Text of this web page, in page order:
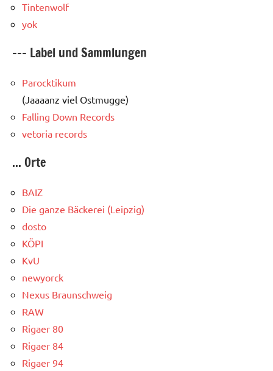
Tintenwolf
yok
--- Label und Sammlungen
Parocktikum
(Jaaaanz viel Ostmugge)
Falling Down Records
vetoria records
... Orte
BAIZ
Die ganze Bäckerei (Leipzig)
dosto
KÖPI
KvU
newyorck
Nexus Braunschweig
RAW
Rigaer 80
Rigaer 84
Rigaer 94